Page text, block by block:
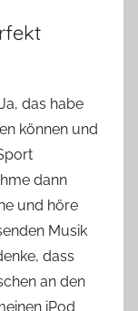
das habe
können und
dann
und höre
Musik
dass
an den
iPod